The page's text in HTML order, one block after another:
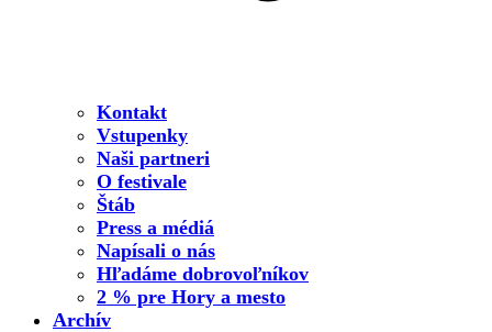
Kontakt
Vstupenky
Naši partneri
O festivale
Štáb
Press a médiá
Napísali o nás
Hľadáme dobrovoľníkov
2 % pre Hory a mesto
Archív